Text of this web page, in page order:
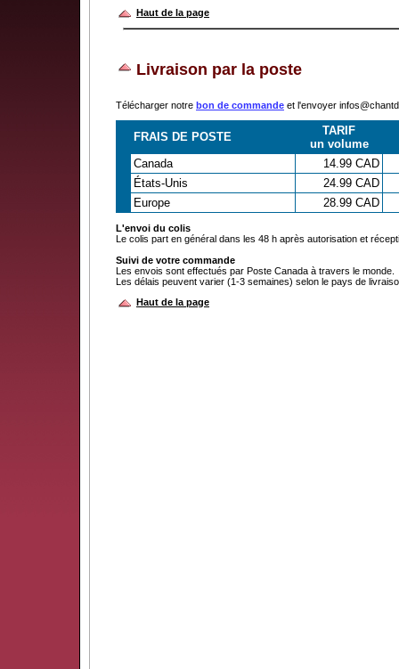
Haut de la page
Livraison par la poste
Télécharger notre bon de commande et l'envoyer
FRAIS DE POSTE
TARIF
un volume
Canada
14.99 CAD
États-Unis
24.99 CAD
Europe
28.99 CAD
L'envoi du colis
Le colis part en général dans les 48 h après autorisation et
Suivi de votre commande
Les envois sont effectués par Poste Canada à travers le monde.
Les délais peuvent varier (1-3 semaines) selon le pays de
Haut de la page